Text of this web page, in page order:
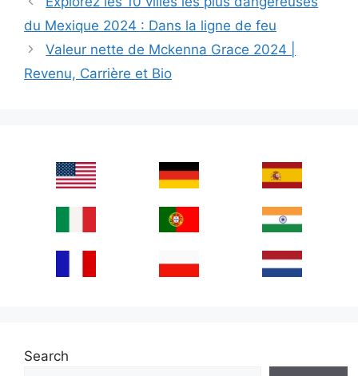
du Mexique 2024 : Dans la ligne de feu
Valeur nette de Mckenna Grace 2024 |
Revenu, Carrière et Bio
Search